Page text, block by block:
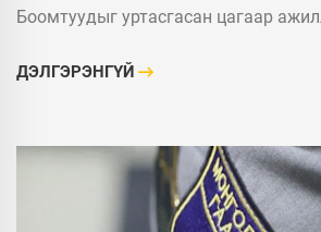
Боомтуудыг уртасгасан цагаар
ДЭЛГЭРЭНГҮЙ